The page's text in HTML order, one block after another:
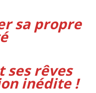
sa propre
ses rêves
inédite !